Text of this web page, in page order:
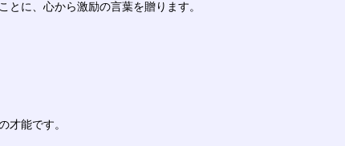
とに、心から激励の言葉を贈ります。
才能です。